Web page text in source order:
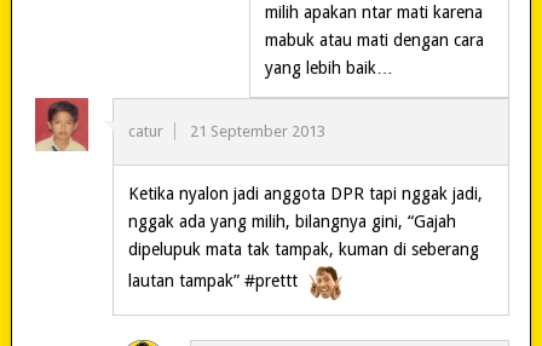
milih apakan ntar mati karena
mabuk atau mati dengan cara
yang lebih baik…
catur 21 September 2013
Ketika nyalon jadi anggota DPR tapi nggak jadi,
nggak ada yang milih, bilangnya gini, “Gajah
dipelupuk mata tak tampak, kuman di seberang
lautan tampak” #prettt